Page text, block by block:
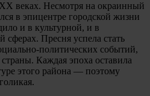
веках. Несмотря на окраинный
в эпицентре городской жизни
и в культурной, и в
сферах. Пресня успела стать
политических событий,
Каждая эпоха оставила
этого района — поэтому